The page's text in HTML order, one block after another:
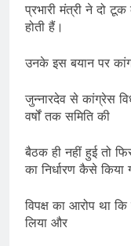
प्रभारी मंत्री ने दो
होती हैं।
उनके इस बयान पर
जुन्नारदेव से कांग्रेस
वर्षों तक समिति की
बैठक ही नहीं हुई तो
का निर्धारण कैसे किया
विपक्ष का आरोप था
लिया और